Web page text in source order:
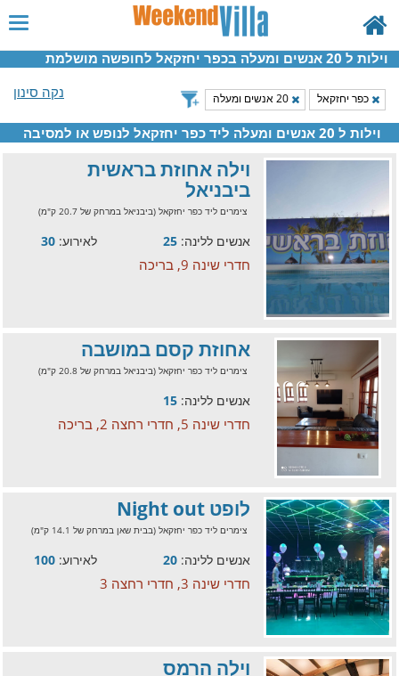
וילות ל 20 אנשים ומעלה בכפר יחזקאל לחופשה מושלמת
נקה סינון
כפר יחזקאל 20 אנשים ומעלה
וילות ל 20 אנשים ומעלה ליד כפר יחזקאל לנופש או למסיבה
וילה אחוזת בראשית
ביבניאל
צימרים ליד כפר יחזקאל (ביבניאל במרחק של 20.7 ק"מ)
אנשים ללינה: 25 לאירוע: 30
חדרי שינה 9, בריכה
אחוזת קסם במושבה
צימרים ליד כפר יחזקאל (ביבניאל במרחק של 20.8 ק"מ)
אנשים ללינה: 15
חדרי שינה 5, חדרי רחצה 2, בריכה
לופט Night out
צימרים ליד כפר יחזקאל (בבית שאן במרחק של 14.1 ק"מ)
אנשים ללינה: 20 לאירוע: 100
חדרי שינה 3, חדרי רחצה 3
וילה הרמס